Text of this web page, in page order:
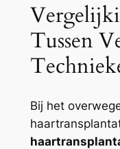
Tussen
Bij het